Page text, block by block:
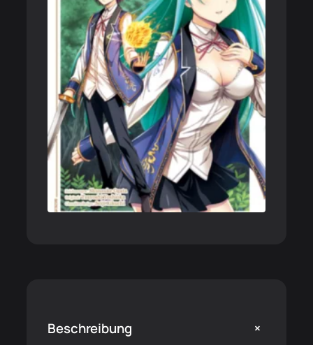
Beschreibung +